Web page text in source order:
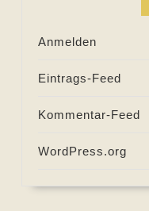
Anmelden
Eintrags-Feed
Kommentar-Feed
WordPress.org